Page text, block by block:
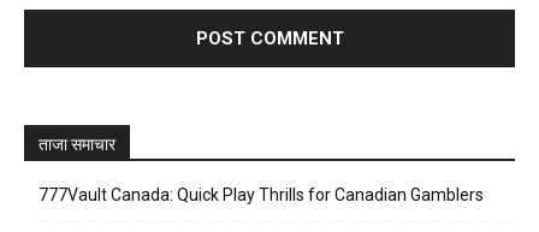
ताजा समाचार
777Vault Canada: Quick Play Thrills for Canadian Gamblers